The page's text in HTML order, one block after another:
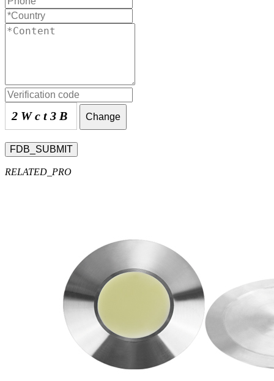
2Wct3B Change
FDB_SUBMIT
RELATED_PRO